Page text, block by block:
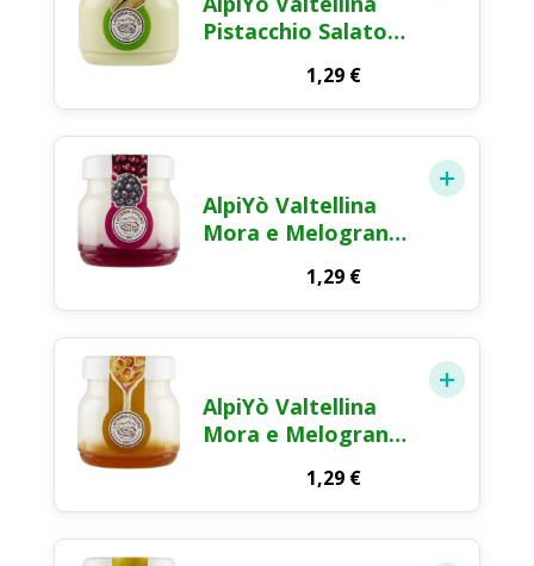
Pistacchio Salato
1,29 €
AlpiYò Valtellina
Mora e Melograno
1,29 €
AlpiYò Valtellina
Mora e Melograno
1,29 €